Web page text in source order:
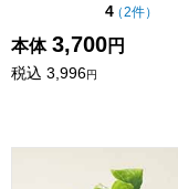
4点（5点
（2件の評価
）
本体 3,700円
税込 3,996円
5種のバラエティー